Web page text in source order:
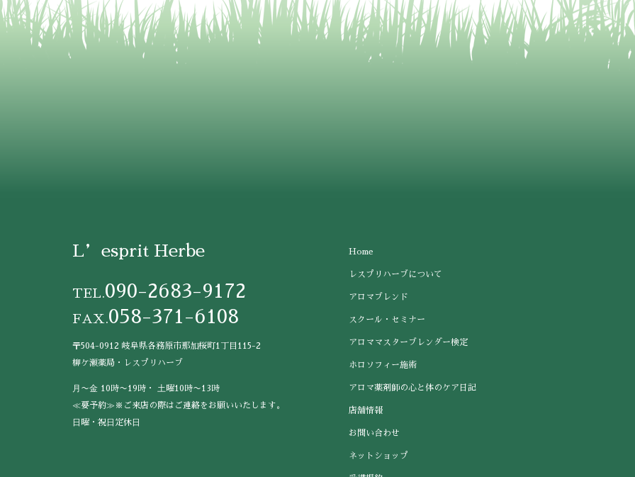
L’esprit Herbe
TEL. 090-2683-9172
FAX. 058-371-6108
〒504-0912 岐阜県各務原市那加桜町1丁目115-2
柳ケ瀬薬局・レスプリハーブ
⽉〜⾦ 10時〜19時・ ⼟曜10時〜13時
≪要予約≫※ご来店の際はご連絡をお願いいたします。
⽇曜・祝⽇定休⽇
Home
レスプリハーブについて
アロマブレンド
スクール・セミナー
アロママスターブレンダー検定
ホロソフィー施術
アロマ薬剤師の心と体のケア日記
店舗情報
お問い合わせ
ネットショップ